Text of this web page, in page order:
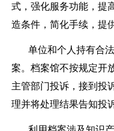
式，强化服务功能，提
造条件，简化手续，提
单位和个人持有合
案。档案馆不按规定开
主管部门投诉，接到投
理并将处理结果告知投